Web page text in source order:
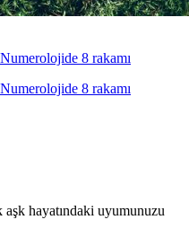
8 rakamı
8 rakamı
hayatındaki uyumunuzu